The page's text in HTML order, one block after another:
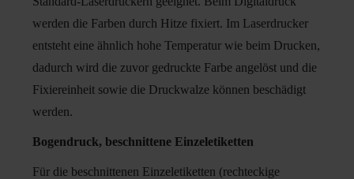
werden die Farben durch Hitze fixiert. Im Laserdrucker
entsteht eine ähnlich hohe Temperatur wie beim Drucken,
dadurch wird die zuvor gedruckte Farbe angelöst und die
Fixiereinheit sowie die Druckwalze können beschädigt
werden.
Bogendruck, beschnittene Einzeletiketten
Für die beschnittenen Einzeletiketten (rechteckige